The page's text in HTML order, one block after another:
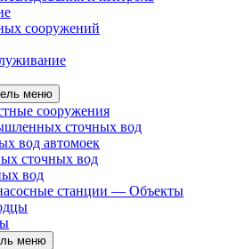
сооружений
меню
сооружения
сточных вод
вод автомоек
сточных вод
вод
станции — Объекты
меню